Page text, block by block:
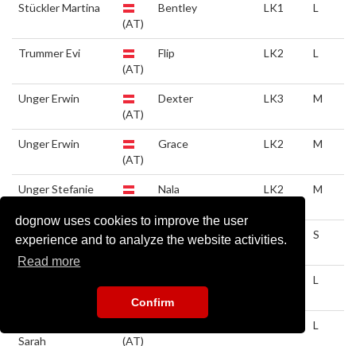
dognow uses cookies to improve the user
experience and to analyze the website activities.
Read more
Confirm
Stückler Martina
(AT)
Bentley LK1 L
Trummer Evi
(AT)
Flip LK2 L
Unger Erwin
(AT)
Dexter LK3 M
Unger Erwin
(AT)
Grace LK2 M
Unger Stefanie
Nala LK2 M
Weinmesser Tanja
Kiss LK2 S
(AT)
L
Sarah
(AT)
L